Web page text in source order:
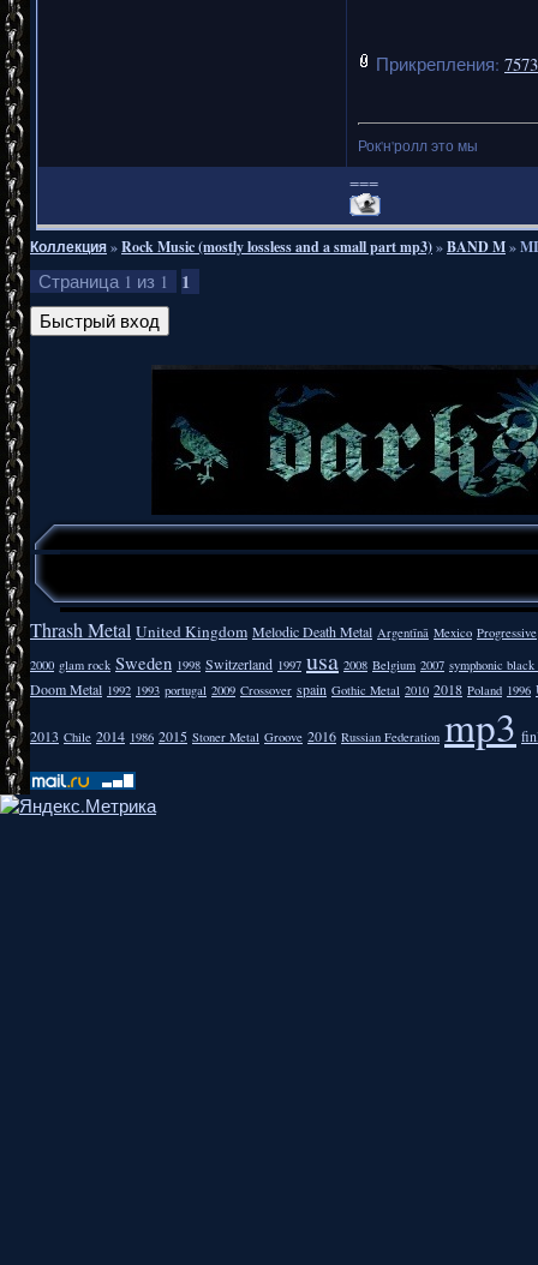
навыки
или 3
любого
Придется
перешел
пока я
Прикрепления:
Рок'н'ролл это мы
===
Коллекция»Rock Music (mostly lossless and a small part mp3)»BAND M»
Страница 1 из 1 1
Thrash Metal United Kingdom Melodic Death Metal Argentīnā Mexico Progressive
2000 glam rock Sweden 1998 Switzerland 1997 usa 2008 Belgium 2007 symphonic
Doom Metal 1992 1993 portugal 2009 Crossover spain Gothic Metal 2010 2018 Poland 1996
2013 Chile 2014 1986 2015 Stoner Metal Groove 2016 Russian Federation mp3